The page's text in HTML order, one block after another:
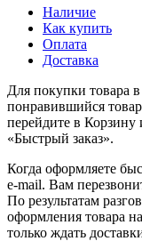
Наличие
Как купить
Оплата
Доставка
Для покупки товара
понравившийся
перейдите в
«Быстрый заказ».
Когда оформляете
e-mail. Вам
По результатам
оформления товара
только ждать